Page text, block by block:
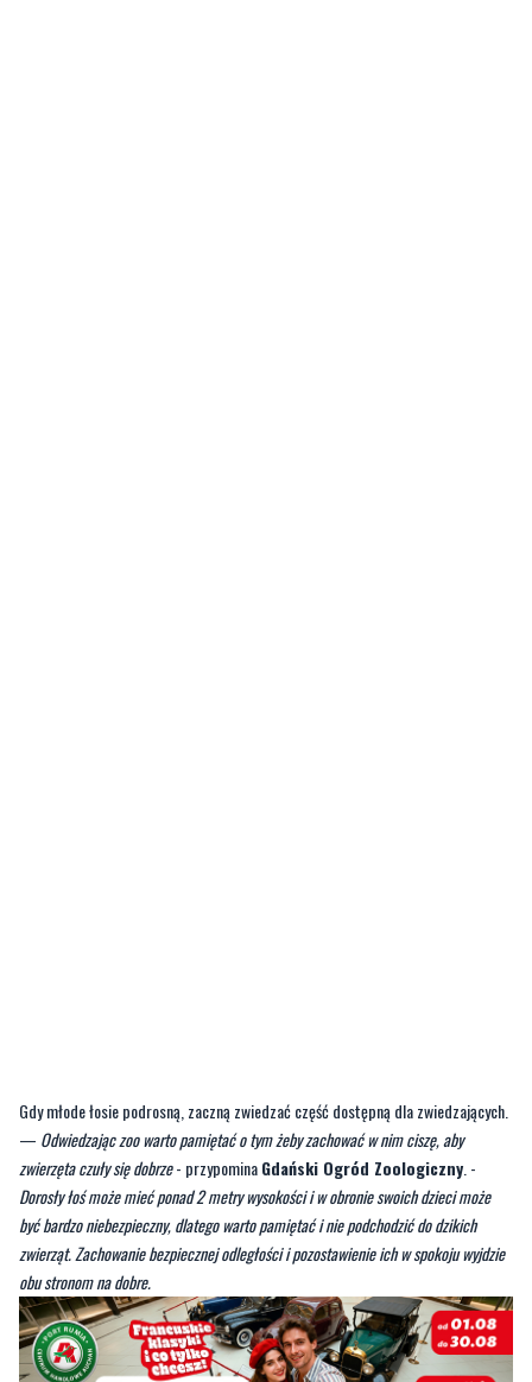
Gdy młode łosie podrosną, zaczną zwiedzać część dostępną dla zwiedzających.
— Odwiedzając zoo warto pamiętać o tym żeby zachować w nim ciszę, aby
zwierzęta czuły się dobrze- przypominaGdański Ogród Zoologiczny . -
Dorosły łoś może mieć ponad 2 metry wysokości i w obronie swoich dzieci może
być bardzo niebezpieczny, dlatego warto pamiętać i nie podchodzić do dzikich
zwierząt. Zachowanie bezpiecznej odległości i pozostawienie ich w spokoju wyjdzie
obu stronom na dobre.